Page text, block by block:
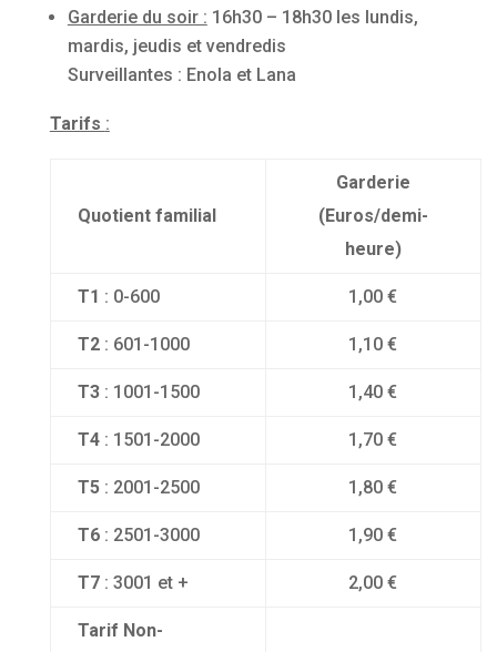
Garderie du soir : 16h30 – 18h30 les lundis,
mardis, jeudis et vendredis
Surveillantes : Enola et Lana
Tarifs :
Quotient familial
Garderie
(Euros/demi-
heure)
T1 : 0-600 1,00 €
T2: 601-1000 1,10 €
T3: 1001-1500 1,40 €
T4: 1501-2000 1,70 €
T5: 2001-2500 1,80 €
T6: 2501-3000 1,90 €
T7: 3001 et + 2,00 €
Tarif Non-